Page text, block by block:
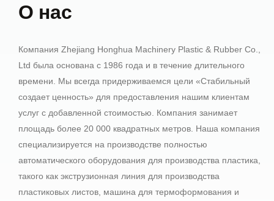
О нас
Компания Zhejiang Honghua Machinery Plastic & Rubber Co.,
Ltd была основана с 1986 года и в течение длительного
времени. Мы всегда придерживаемся цели «Стабильный
создает ценность» для предоставления нашим клиентам
услуг с добавленной стоимостью. Компания занимает
площадь более 20 000 квадратных метров. Наша компания
специализируется на производстве полностью
автоматического оборудования для производства пластика,
такого как экструзионная линия для производства
пластиковых листов, машина для термоформования и